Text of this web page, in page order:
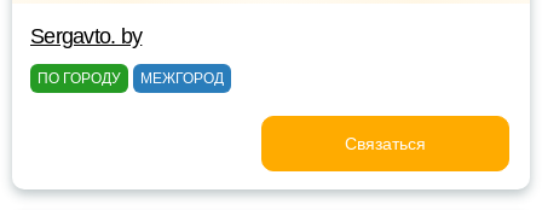
Sergavto. by
ПО ГОРОДУ МЕЖГОРОД
Связаться